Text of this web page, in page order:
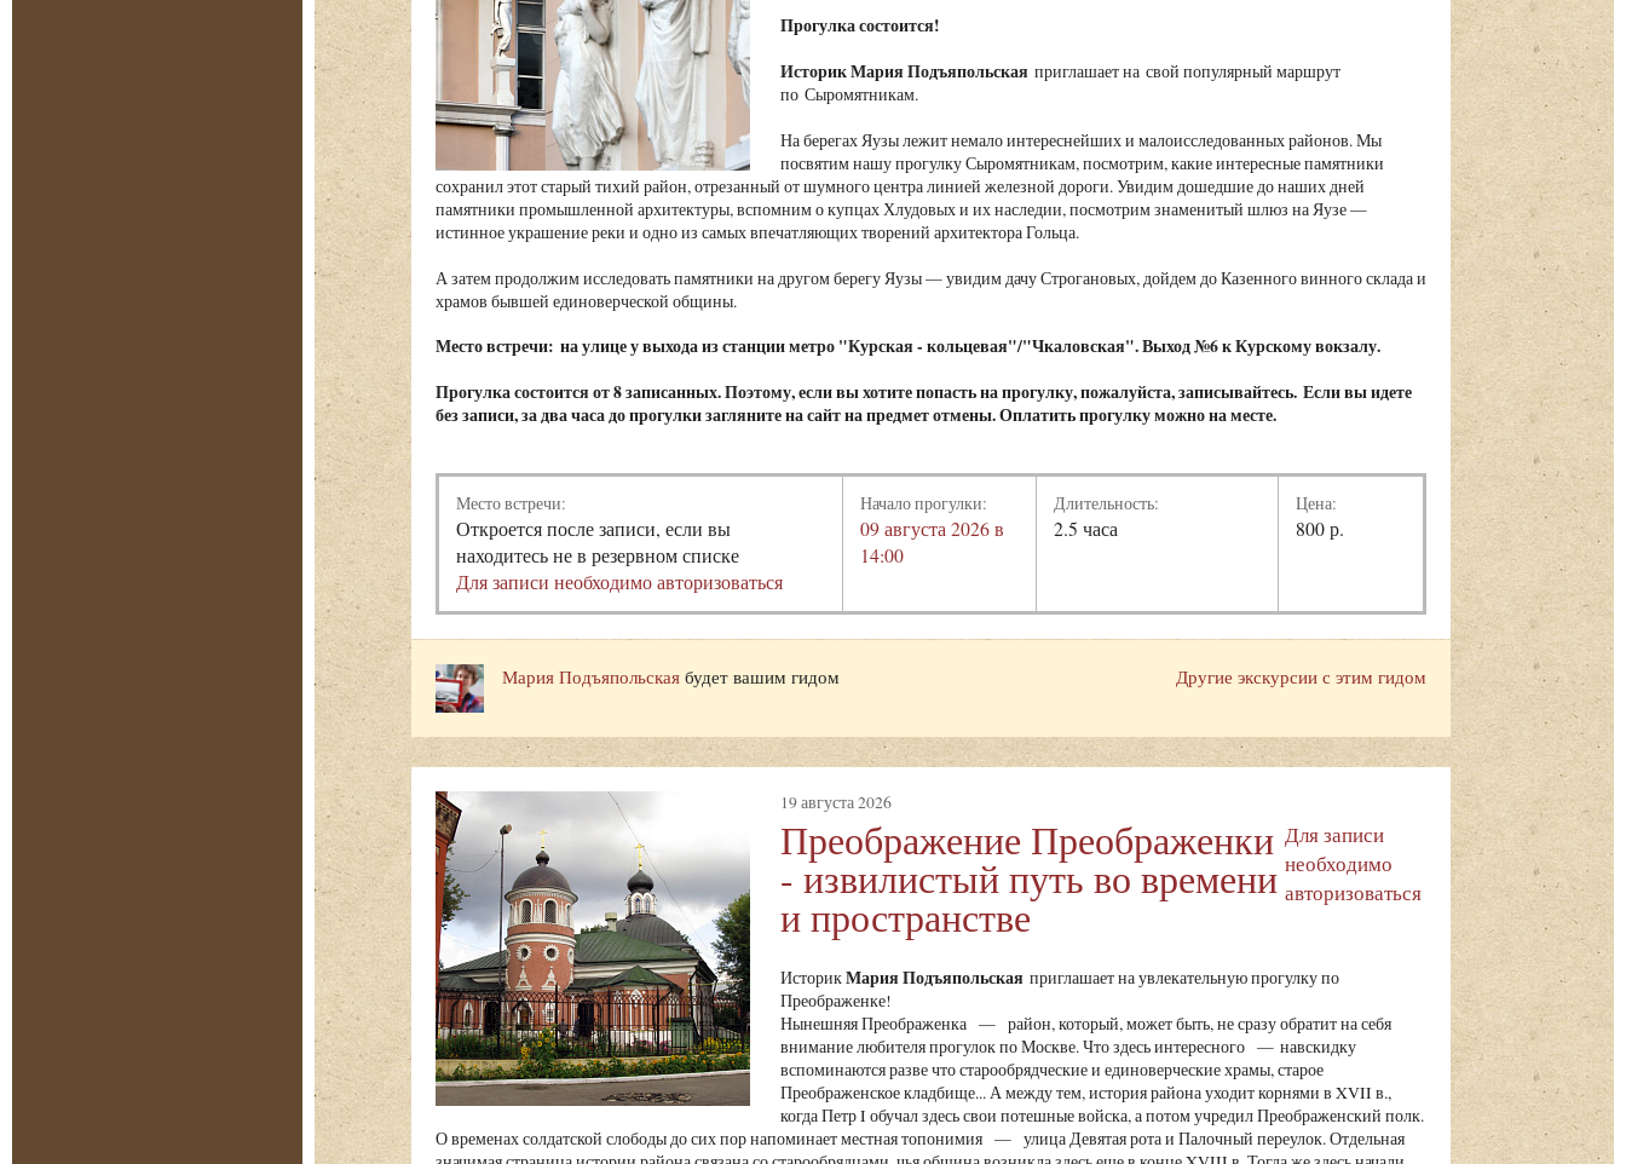
Прогулка состоится!
Историк Мария Подъяпольская приглашает на свой популярный маршрут
по Сыромятникам.
На берегах Яузы лежит немало интереснейших и малоисследованных районов. Мы
посвятим нашу прогулку Сыромятникам, посмотрим, какие интересные памятники
сохранил этот старый тихий район, отрезанный от шумного центра линией железной дороги. Увидим дошедшие до наших дней
памятники промышленной архитектуры, вспомним о купцах Хлудовых и их наследии, посмотрим знаменитый шлюз на Яузе —
истинное украшение реки и одно из самых впечатляющих творений архитектора Гольца.
А затем продолжим исследовать памятники на другом берегу Яузы — увидим дачу Строгановых, дойдем до Казенного винного склада и
храмов бывшей единоверческой общины.
Место встречи: на улице у выхода из станции метро "Курская - кольцевая"/"Чкаловская". Выход №6 к Курскому вокзалу.
Прогулка состоится от 8 записанных. Поэтому, если вы хотите попасть на прогулку, пожалуйста, записывайтесь. Если вы идете
без записи, за два часа до прогулки загляните на сайт на предмет отмены. Оплатить прогулку можно на месте.
Место встречи:
Откроется после записи, если вы
находитесь не в резервном списке
Для записи необходимо авторизоваться
Начало прогулки:
09 августа 2026 в
14:00
Длительность:
2.5 часа
Цена:
800 р.
Другие экскурсии с этим гидом
Мария Подъяпольская будет вашим гидом
19 августа 2026
Преображение Преображенки
- извилистый путь во времени
и пространстве
Для записи
необходимо
авторизоваться
ИсторикМария Подъяпольская приглашает на увлекательную прогулку по
Преображенке!
Нынешняя Преображенка — район, который, может быть, не сразу обратит на себя
внимание любителя прогулок по Москве. Что здесь интересного — навскидку
вспоминаются разве что старообрядческие и единоверческие храмы, старое
Преображенское кладбище... А между тем, история района уходит корнями в XVII в.,
когда Петр I обучал здесь свои потешные войска, а потом учредил Преображенский полк.
О временах солдатской слободы до сих пор напоминает местная топонимия — улица Девятая рота и Палочный переулок. Отдельная